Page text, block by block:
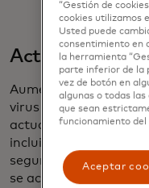
Actualiza tus
Aumente su
virus y spyware
actualizados. Las
incluir las defensas
seguridad, así que
se actualicen
“Gestión de
cookies utilizamos
Usted puede
consentimiento en
la herramienta
parte inferior de la
vez de botón en
algunas o todas las
que sean
funcionamiento del
Aceptar